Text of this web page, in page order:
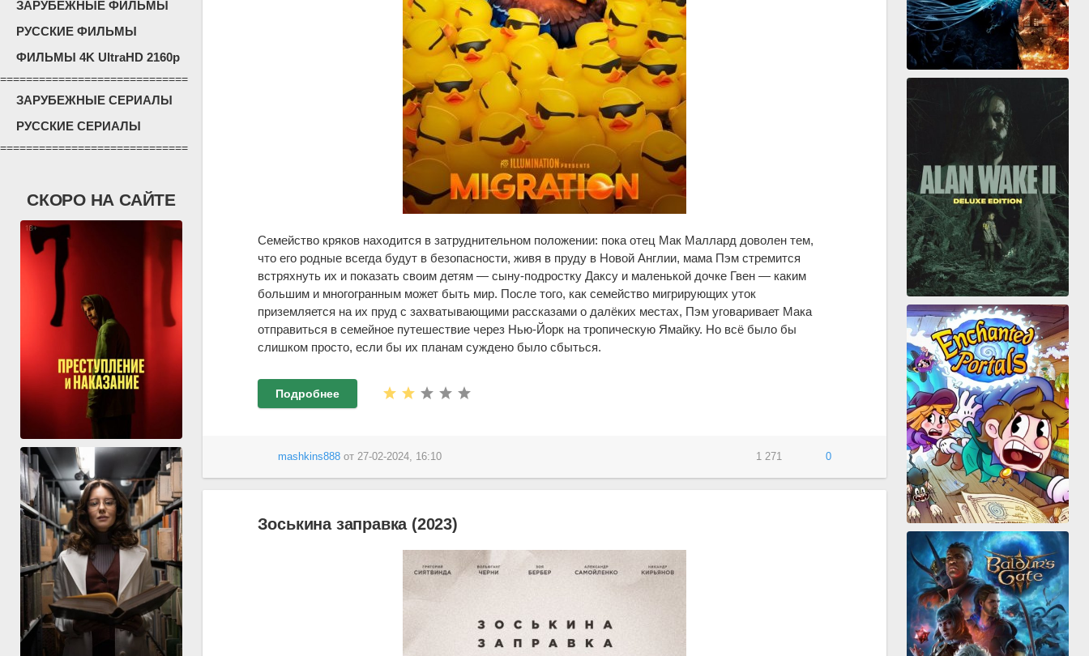
ЗАРУБЕЖНЫЕ ФИЛЬМЫ
РУССКИЕ ФИЛЬМЫ
ФИЛЬМЫ 4K UltraHD 2160p
=============================
ЗАРУБЕЖНЫЕ СЕРИАЛЫ
РУССКИЕ СЕРИАЛЫ
=============================
СКОРО НА САЙТЕ
Семейство кряков находится в затруднительном положении: пока отец Мак Маллард доволен тем,
что его родные всегда будут в безопасности, живя в пруду в Новой Англии, мама Пэм стремится
встряхнуть их и показать своим детям — сыну-подростку Даксу и маленькой дочке Гвен — каким
большим и многогранным может быть мир. После того, как семейство мигрирующих уток
приземляется на их пруд с захватывающими рассказами о далёких местах, Пэм уговаривает Мака
отправиться в семейное путешествие через Нью-Йорк на тропическую Ямайку. Но всё было бы
слишком просто, если бы их планам суждено было сбыться.
Подробнее
1 271 0
mashkins888от 27-02-2024, 16:10
Зоськина заправка (2023)